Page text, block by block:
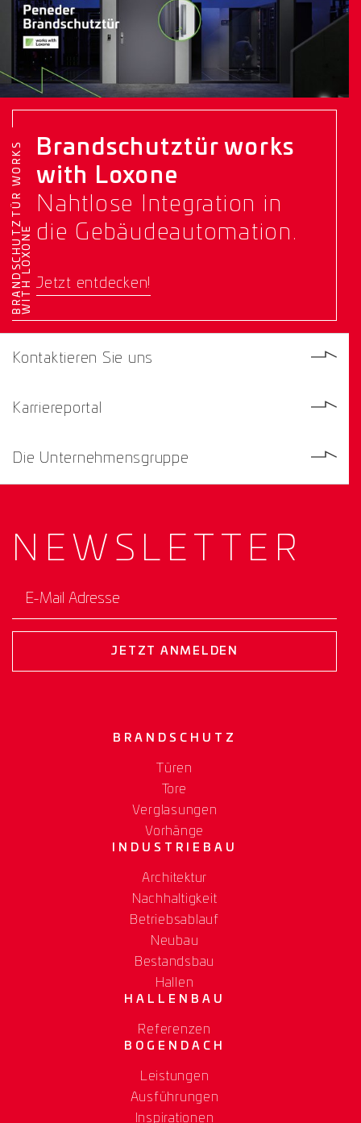
B
R
A
N
D
S
C
H
U
T
Z
T
Ü
R
W
O
R
K
S
W
I
T
H
L
O
X
O
NE
Brandschutztür works
with Loxone
Nahtlose Integration in
die Gebäudeautomation.
Jetzt entdecken!
Kontaktieren Sie uns
Karriereportal
Die Unternehmensgruppe
NEWS­ LETTER
E-Mail Adresse
JETZT ANMELDEN
BRANDSCHUTZ
Türen
Tore
Verglasungen
Vorhänge
INDUSTRIEBAU
Architektur
Nachhaltigkeit
Betriebsablauf
Neubau
Bestandsbau
Hallen
HALLENBAU
Referenzen
BOGENDACH
Leistungen
Ausführungen
Inspirationen